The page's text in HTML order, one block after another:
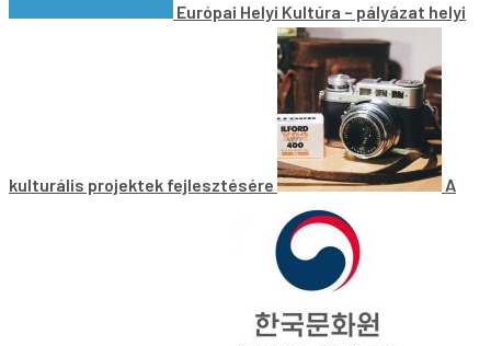
Európai Helyi Kultúra – pályázat helyi
kulturális projektek fejlesztésére A